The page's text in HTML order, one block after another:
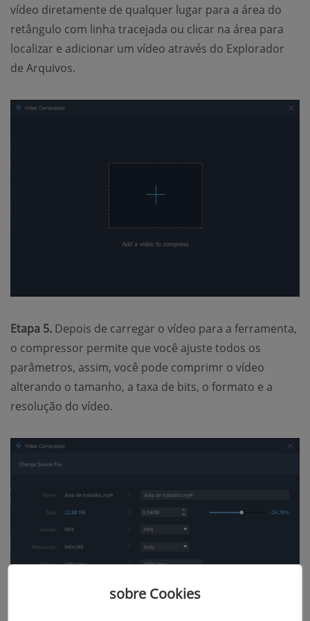
vídeo diretamente de qualquer lugar para a área do
retângulo com linha tracejada ou clicar na área para
localizar e adicionar um vídeo através do Explorador
de Arquivos.
Etapa 5. Depois de carregar o vídeo para a ferramenta,
o compressor permite que você ajuste todos os
parâmetros, assim, você pode comprimr o vídeo
alterando o tamanho, a taxa de bits, o formato e a
resolução do vídeo.
sobre Cookies